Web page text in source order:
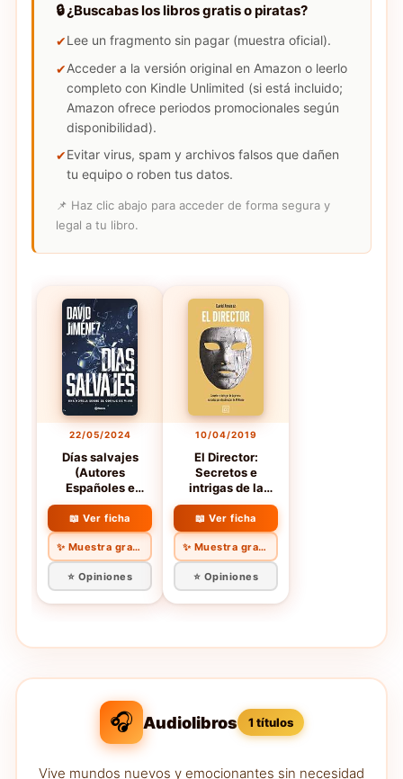
🔒 ¿Buscabas los libros gratis o piratas?
Lee un fragmento sin pagar (muestra oficial).
Acceder a la versión original en Amazon o leerlo
completo con Kindle Unlimited (si está incluido;
Amazon ofrece periodos promocionales según
disponibilidad).
Evitar virus, spam y archivos falsos que dañen
tu equipo o roben tus datos.
📌 Haz clic abajo para acceder de forma segura y
legal a tu libro.
22/05/2024
Días salvajes
(Autores
Españoles e
Iberoamericanos)
📖 Ver ficha
✨ Muestra gratis
⭐ Opiniones
10/04/2019
El Director:
Secretos e
intrigas de la
prensa narrados
por el exdirector
de El Mundo
📖 Ver ficha
✨ Muestra gratis
⭐ Opiniones
🎧 Audiolibros 1 títulos
Vive mundos nuevos y emocionantes sin necesidad